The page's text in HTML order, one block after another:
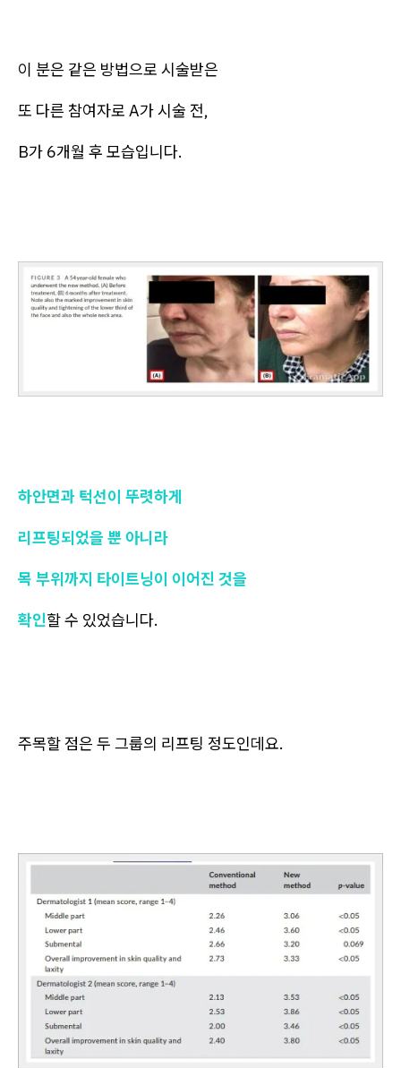
이 분은 같은 방법으로 시술받은
또 다른 참여자로 A가 시술 전,
B가 6개월 후 모습입니다.
하안면과 턱선이 뚜렷하게
리프팅되었을 뿐 아니라
목 부위까지 타이트닝이 이어진 것을
확인할 수 있었습니다.
주목할 점은 두 그룹의 리프팅 정도인데요.